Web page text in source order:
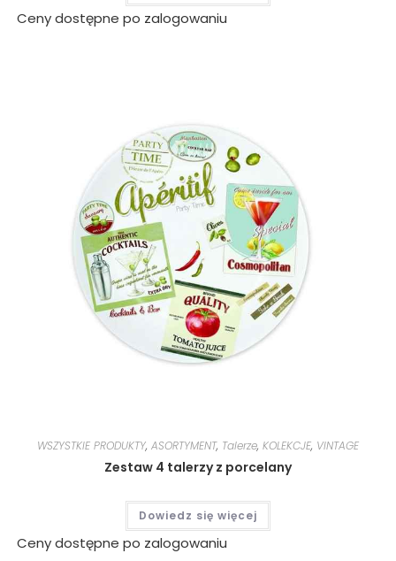
Ceny dostępne po zalogowaniu
WSZYSTKIE PRODUKTY, ASORTYMENT, Talerze, KOLEKCJE, VINTAGE
Zestaw 4 talerzy z porcelany
Dowiedz się więcej
Ceny dostępne po zalogowaniu